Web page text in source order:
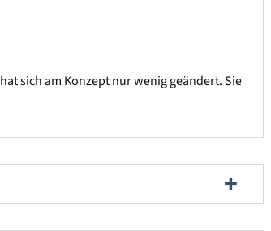
sich am Konzept nur wenig geändert. Sie